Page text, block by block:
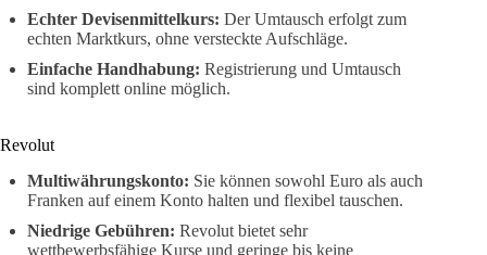
Echter Devisenmittelkurs: Der Umtausch erfolgt zum
echten Marktkurs, ohne versteckte Aufschläge.
Einfache Handhabung: Registrierung und Umtausch
sind komplett online möglich.
Revolut
Multiwährungskonto: Sie können sowohl Euro als auch
Franken auf einem Konto halten und flexibel tauschen.
Niedrige Gebühren: Revolut bietet sehr
wettbewerbsfähige Kurse und geringe bis keine